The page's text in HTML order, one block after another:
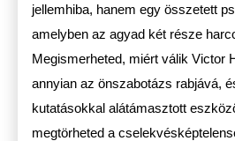
jellemhiba, hanem egy összetett
amelyben az agyad két része
Megismerheted, miért válik Victor
annyian az önszabotázs rabjává,
kutatásokkal alátámasztott
megtörheted a